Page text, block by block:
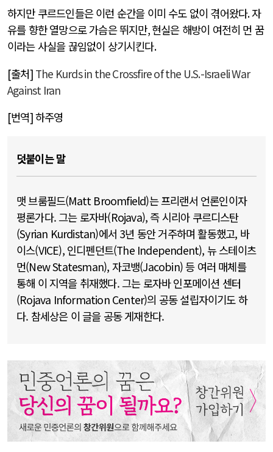
하지만 쿠르드인들은 이런 순간을 이미 수도 없이 겪어왔다.자
유를 향한 열망으로 가슴은 뛰지만,현실은 해방이 여전히 먼 꿈
이라는 사실을 끊임없이 상기시킨다.
[출처] The Kurds in the Crossfire of the U.S.-Israeli War
Against Iran
[번역] 하주영
덧붙이는 말
맷 브룸필드(Matt Broomfield)는 프리랜서 언론인이자
평론가다. 그는 로자바(Rojava), 즉 시리아 쿠르디스탄
(Syrian Kurdistan)에서 3년 동안 거주하며 활동했고, 바
이스(VICE), 인디펜던트(The Independent), 뉴 스테이츠
먼(New Statesman), 자코뱅(Jacobin) 등 여러 매체를
통해 이 지역을 취재했다. 그는 로자바 인포메이션 센터
(Rojava Information Center)의 공동 설립자이기도 하
다. 참세상은 이 글을 공동 게재한다.